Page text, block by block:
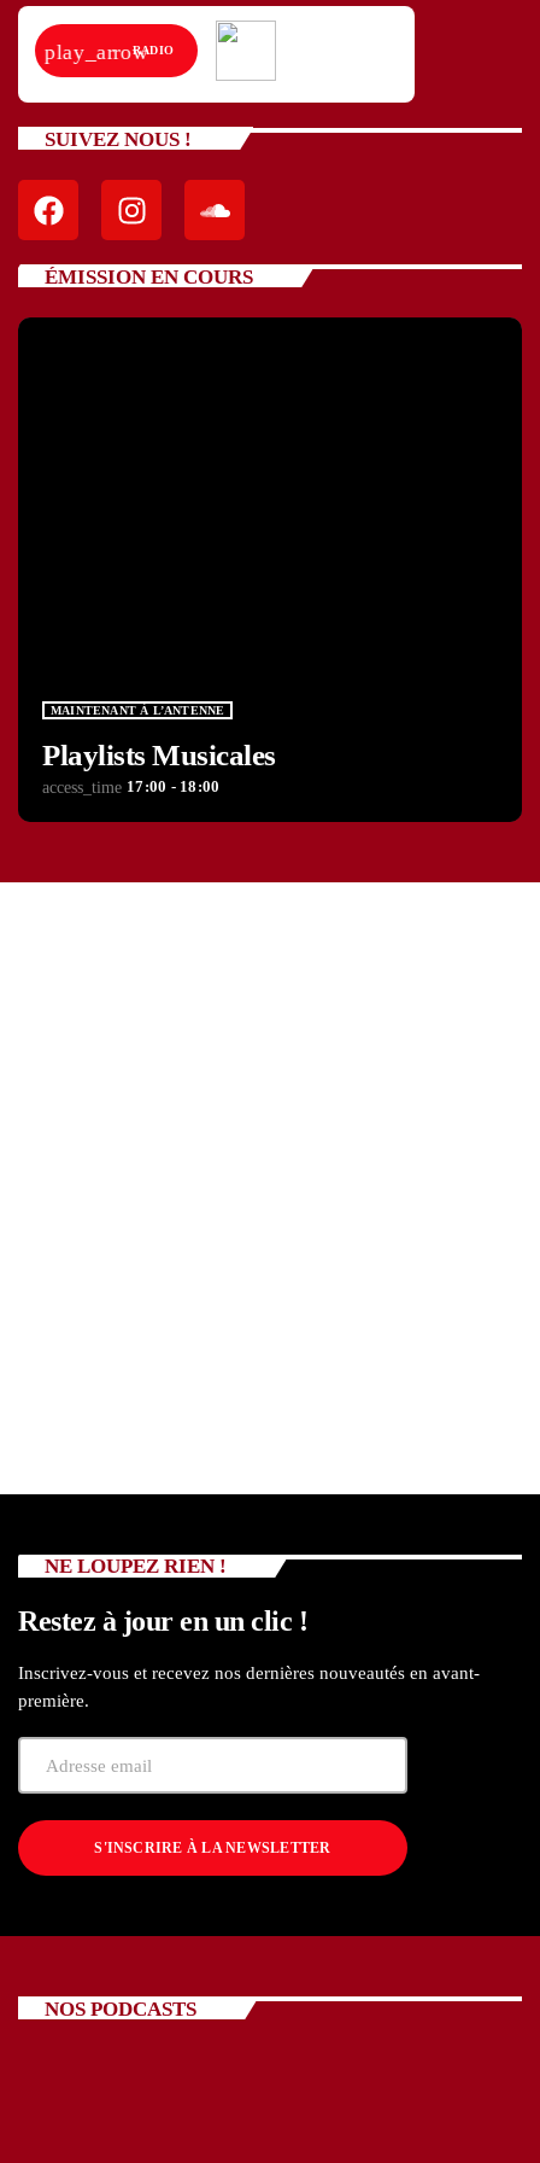
play_arrowRADIO
SUIVEZ NOUS !
ÉMISSION EN COURS
MAINTENANT À L’ANTENNE
Playlists Musicales
access_time 17:00 - 18:00
NE LOUPEZ RIEN !
Restez à jour en un clic !
Inscrivez-vous et recevez nos dernières nouveautés en avant-
première.
S'INSCRIRE À LA NEWSLETTER
NOS PODCASTS